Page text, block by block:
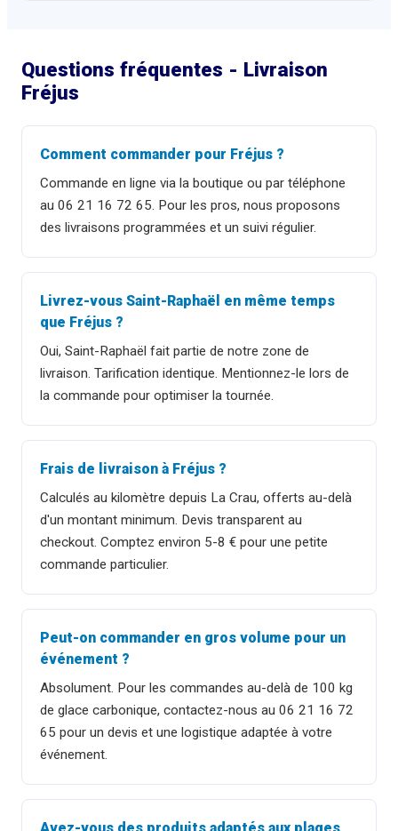
Questions fréquentes - Livraison
Fréjus
Comment commander pour Fréjus ?
Commande en ligne via la boutique ou par téléphone
au 06 21 16 72 65. Pour les pros, nous proposons
des livraisons programmées et un suivi régulier.
Livrez-vous Saint-Raphaël en même temps
que Fréjus ?
Oui, Saint-Raphaël fait partie de notre zone de
livraison. Tarification identique. Mentionnez-le lors de
la commande pour optimiser la tournée.
Frais de livraison à Fréjus ?
Calculés au kilomètre depuis La Crau, offerts au-delà
d'un montant minimum. Devis transparent au
checkout. Comptez environ 5-8 € pour une petite
commande particulier.
Peut-on commander en gros volume pour un
événement ?
Absolument. Pour les commandes au-delà de 100 kg
de glace carbonique, contactez-nous au 06 21 16 72
65 pour un devis et une logistique adaptée à votre
événement.